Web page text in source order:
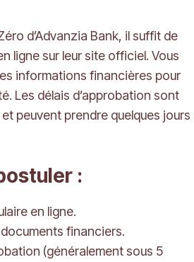
d’Advanzia Bank, il suffit de
ligne sur leur site officiel. Vous
informations financières pour
Les délais d’approbation sont
peuvent prendre quelques jours
:
en ligne.
financiers.
(généralement sous 5